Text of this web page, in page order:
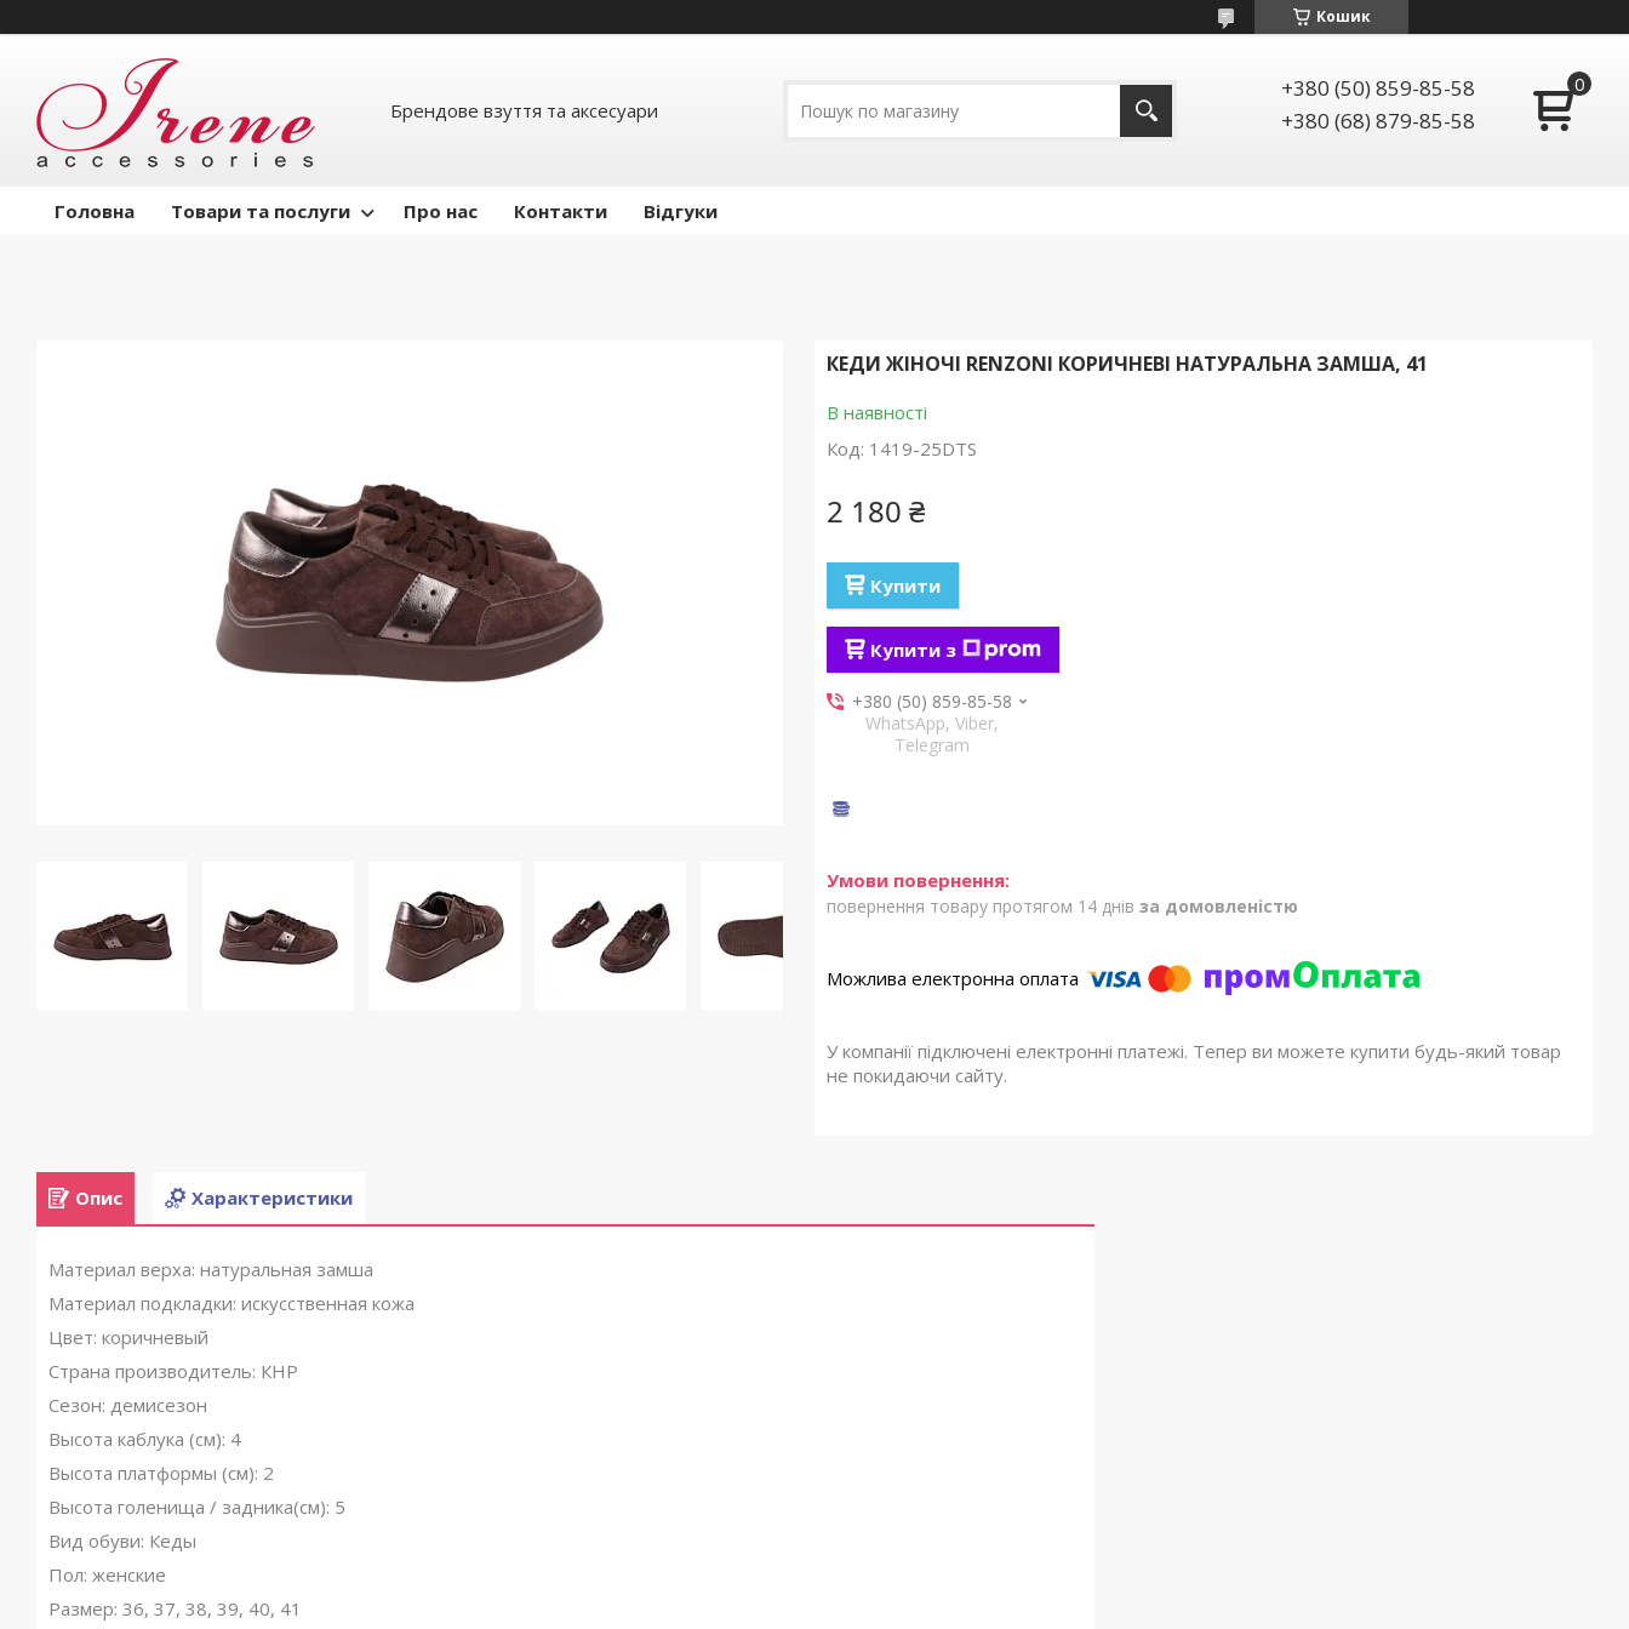
Кошик
Брендове взуття та аксесуари
+380 (50) 859-85-58
+380 (68) 879-85-58
Головна Товари та послуги Про нас Контакти Відгуки
КЕДИ ЖІНОЧІ RENZONI КОРИЧНЕВІ НАТУРАЛЬНА ЗАМША, 41
В наявності
Код: 1419-25DTS
2 180 ₴
Купити
Купити з
+380 (50) 859-85-58
WhatsApp, Viber,
Telegram
повернення товару протягом 14 днів за домовленістю
У компанії підключені електронні платежі. Тепер ви можете купити будь-який товар
не покидаючи сайту.
Опис Характеристики
Материал верха: натуральная замша
Материал подкладки: искусственная кожа
Цвет: коричневый
Страна производитель: КНР
Сезон: демисезон
Высота каблука (см): 4
Высота платформы (см): 2
Высота голенища / задника(см): 5
Вид обуви: Кеды
Пол: женские
Размер: 36, 37, 38, 39, 40, 41